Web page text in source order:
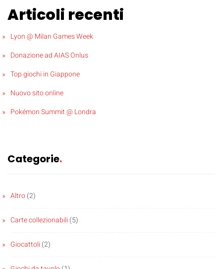
Articoli recenti
Lyon @ Milan Games Week
Donazione ad AIAS Onlus
Top giochi in Giappone
Nuovo sito online
Pokémon Summit @ Londra
Categorie
Altro(2)
Carte collezionabili(5)
Giocattoli(2)